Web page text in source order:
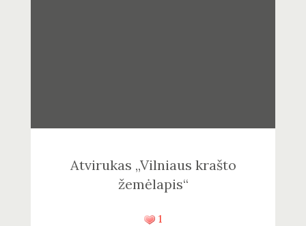
Atvirukas „Vilniaus krašto
žemėlapis“
1